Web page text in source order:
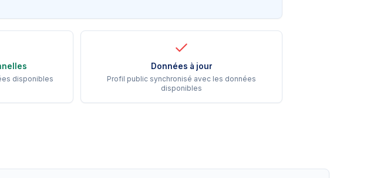
disponibles
Données à jour
Profil public synchronisé avec les données
disponibles